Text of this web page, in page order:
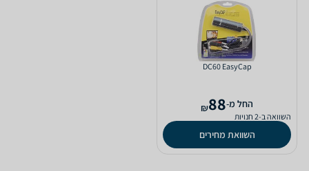
DC60 EasyCap
‫החל מ-88
₪
השוואה ב-2 חנויות
השוואת מחירים